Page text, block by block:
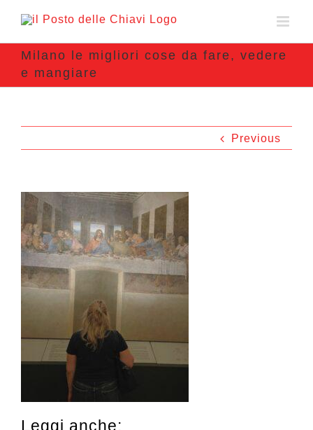
Milano le migliori cose da fare, vedere
e mangiare
Previous
Leggi anche: